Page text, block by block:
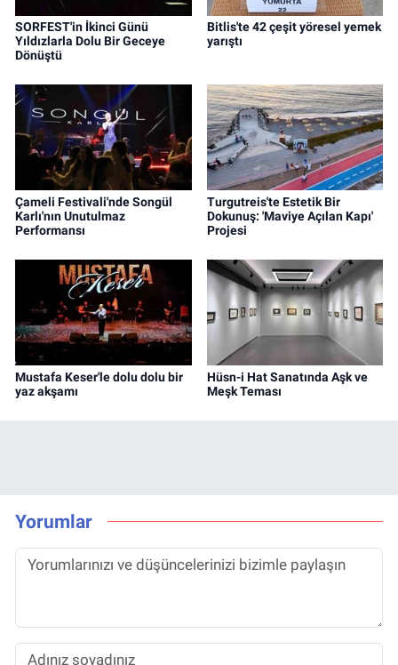
SORFEST'in İkinci Günü
Yıldızlarla Dolu Bir Geceye
Dönüştü
Bitlis'te 42 çeşit yöresel yemek
yarıştı
Çameli Festivali'nde Songül
Karlı'nın Unutulmaz
Performansı
Turgutreis'te Estetik Bir
Dokunuş: 'Maviye Açılan Kapı'
Projesi
Mustafa Keser'le dolu dolu bir
yaz akşamı
Hüsn-i Hat Sanatında Aşk ve
Meşk Teması
Yorumlar